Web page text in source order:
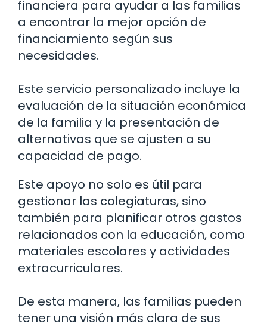
financiera para ayudar a las familias
a encontrar la mejor opción de
financiamiento según sus
necesidades.
Este servicio personalizado incluye la
evaluación de la situación económica
de la familia y la presentación de
alternativas que se ajusten a su
capacidad de pago.
Este apoyo no solo es útil para
gestionar las colegiaturas, sino
también para planificar otros gastos
relacionados con la educación, como
materiales escolares y actividades
extracurriculares.
De esta manera, las familias pueden
tener una visión más clara de sus